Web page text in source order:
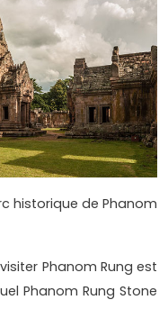
historique de Phanom
Phanom Rung est
Phanom Rung Stone